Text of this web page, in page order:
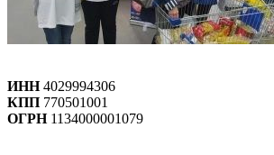
ИНН4029994306
КПП 770501001
ОГРН1134000001079